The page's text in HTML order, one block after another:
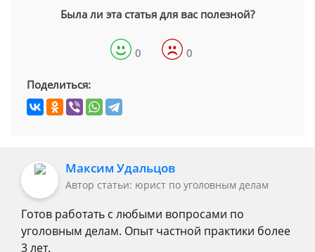
Была ли эта статья для вас полезной?
0 0
Поделиться:
Максим Удальцов
Автор статьи: юрист по уголовным делам
Готов работать с любыми вопросами по
уголовным делам. Опыт частной практики более
3 лет.